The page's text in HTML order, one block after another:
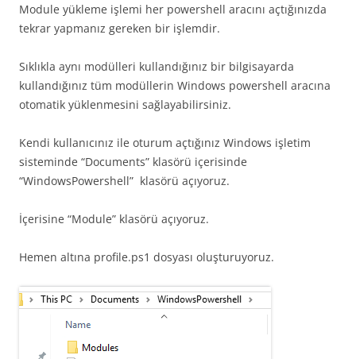
Module yükleme işlemi her powershell aracını açtığınızda
tekrar yapmanız gereken bir işlemdir.
Sıklıkla aynı modülleri kullandığınız bir bilgisayarda
kullandığınız tüm modüllerin Windows powershell aracına
otomatik yüklenmesini sağlayabilirsiniz.
Kendi kullanıcınız ile oturum açtığınız Windows işletim
sisteminde “Documents” klasörü içerisinde
“WindowsPowershell” klasörü açıyoruz.
İçerisine “Module” klasörü açıyoruz.
Hemen altına profile.ps1 dosyası oluşturuyoruz.